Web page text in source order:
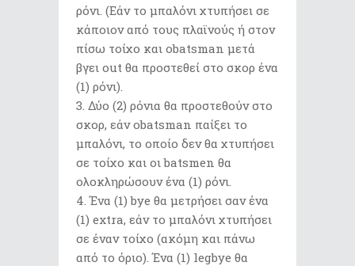
ρόνι. (Εάν το μπαλόνι χτυπήσει σε
κάποιον από τους πλαϊνούς ή στον
πίσω τοίχο και obatsman μετά
βγει out θα προστεθεί στο σκορ ένα
(1) ρόνι).
Δύο (2) ρόνια θα προστεθούν στο
σκορ, εάν obatsman παίξει το
μπαλόνι, το οποίο δεν θα χτυπήσει
σε τοίχο και οι batsmen θα
ολοκληρώσουν ένα (1) ρόνι.
Ένα (1) bye θα μετρήσει σαν ένα
(1) extra, εάν το μπαλόνι χτυπήσει
σε έναν τοίχο (ακόμη και πάνω
από το όριο). Ένα (1) legbye θα